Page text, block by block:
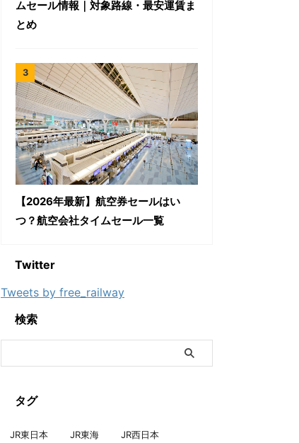
ムセール情報｜対象路線・最安運賃ま
とめ
【2026年最新】航空券セールはい
つ？航空会社タイムセール一覧
Twitter
Tweets by free_railway
検索
タグ
JR東日本 JR東海 JR西日本